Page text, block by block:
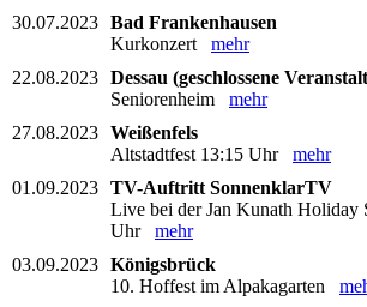
30.07.2023 Bad Frankenhausen
Kurkonzert mehr
22.08.2023 Dessau (geschlossene
Seniorenheim mehr
27.08.2023 Weißenfels
Altstadtfest 13:15 Uhr mehr
01.09.2023 TV-Auftritt SonnenklarTV
Live bei der Jan Kunath Holiday
Uhr mehr
03.09.2023 Königsbrück
10. Hoffest im Alpakagarten